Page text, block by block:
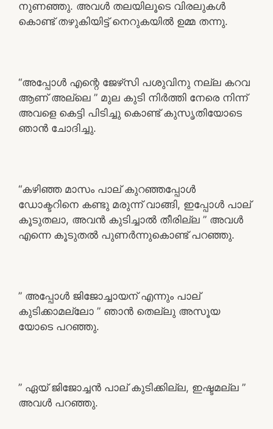
നുണഞ്ഞു. അവൾ തലയിലൂടെ വിരലുകൾ
കൊണ്ട് തഴുകിയിട്ട് നെറുകയിൽ ഉമ്മ തന്നു.
“അപ്പോൾ എന്റെ ജേഴ്‌സി പശുവിനു നല്ല കറവ
ആണ് അല്ലെ ” മുല കുടി നിർത്തി നേരെ നിന്ന്
അവളെ കെട്ടി പിടിച്ചു കൊണ്ട് കുസൃതിയോടെ
ഞാൻ ചോദിച്ചു.
“കഴിഞ്ഞ മാസം പാല് കുറഞ്ഞപ്പോൾ
ഡോക്ടറിനെ കണ്ടു മരുന്ന് വാങ്ങി, ഇപ്പോൾ പാല്
കൂടുതലാ, അവൻ കുടിച്ചാൽ തീരില്ല ” അവൾ
എന്നെ കൂടുതൽ പുണർന്നുകൊണ്ട് പറഞ്ഞു.
” അപ്പോൾ ജിജോച്ചായന്‌ എന്നും പാല്
കുടിക്കാമല്ലോ ” ഞാൻ തെല്ലു അസൂയ
യോടെ പറഞ്ഞു.
” ഏയ് ജിജോച്ചൻ പാല് കുടിക്കില്ല, ഇഷ്ടമല്ല ”
അവൾ പറഞ്ഞു.